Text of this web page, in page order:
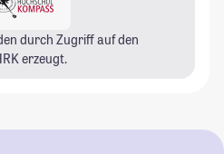
durch Zugriff auf den
erzeugt.